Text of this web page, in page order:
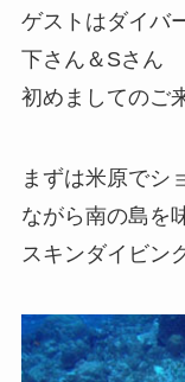
ゲストはダイバ
下さん＆Sさん
初めましてのご
まずは米原でシ
ながら南の島を
スキンダイビン